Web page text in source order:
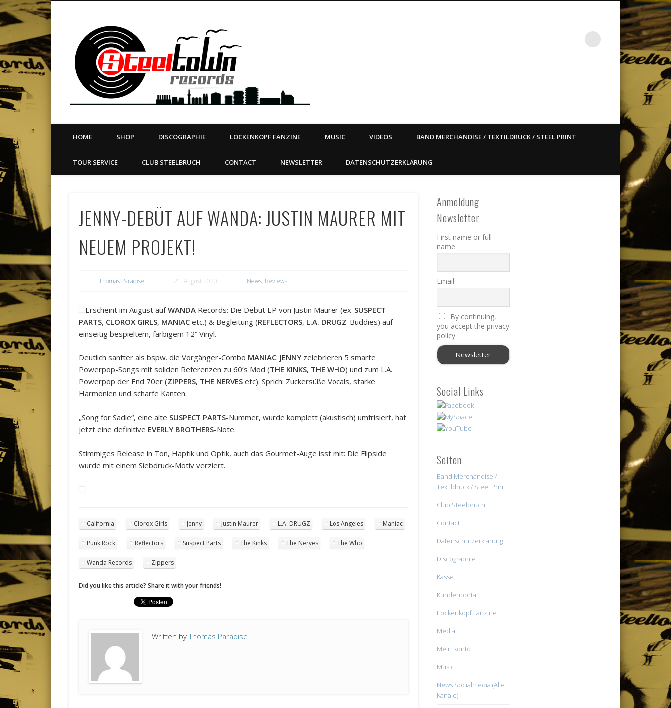
Steeltown Records – East ain`t dead so straight
LABEL | MERCH | PRINT | DIY | FANZINE | TOURSERVICE | BOOKING
VimeoDribble LinkedIn
HOME SHOP DISCOGRAPHIE LOCKENKOPF FANZINE MUSIC VIDEOS BAND MERCHANDISE / TEXTILDRUCK / STEEL PRINT
TOUR SERVICE CLUB STEELBRUCH CONTACT NEWSLETTER DATENSCHUTZERKLÄRUNG
JENNY-DEBÜT AUF WANDA: JUSTIN MAURER MIT
NEUEM PROJEKT!
Thomas Paradise 21. August 2020 News, Reviews
Erscheint im August aufWANDA Records: Die Debüt EP von Justin Maurer (ex-SUSPECT
PARTS, CLOROX GIRLS, MANIAC etc.) & Begleitung (REFLECTORS, L.A. DRUGZ-Buddies) auf
einseitig bespieltem, farbigem 12“ Vinyl.
Deutlich sanfter als bspw. die Vorgänger-Combo MANIAC: JENNY zelebrieren 5 smarte
Powerpop-Songs mit soliden Referenzen zu 60’s Mod (THE KINKS, THE WHO) und zum L.A.
Powerpop der End 70er (ZIPPERS, THE NERVES etc). Sprich: Zuckersüße Vocals, starke
Harmonien und scharfe Kanten.
„Song for Sadie“, eine alte SUSPECT PARTS-Nummer, wurde komplett (akustisch) umfrisiert, hat
jetzt eine definitive EVERLY BROTHERS-Note.
Stimmiges Release in Ton, Haptik und Optik, auch das Gourmet-Auge isst mit: Die Flipside
wurde mit einem Siebdruck-Motiv verziert.
California Clorox Girls Jenny Justin Maurer L.A. DRUGZ Los Angeles Maniac
Punk Rock Reflectors Suspect Parts The Kinks The Nerves The Who
Wanda Records Zippers
Did you like this article? Share it with your friends!
Written byThomas Paradise
Anmeldung
Newsletter
First name or full
name
Email
By continuing,
you accept the privacy
policy
Social Links
Seiten
Band Merchandise /
Textildruck / Steel Print
Club Steelbruch
Contact
Datenschutzerklärung
Discographie
Kasse
Kundenportal
Lockenkopf Fanzine
Media
Mein Konto
Music
News Socialmedia (Alle
Kanäle)